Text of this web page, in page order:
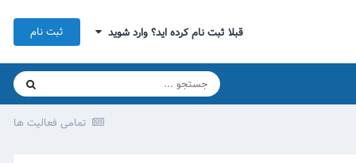
قبلا ثبت نام کرده اید؟ وارد شوید ثبت نام
تمامی فعالیت ها